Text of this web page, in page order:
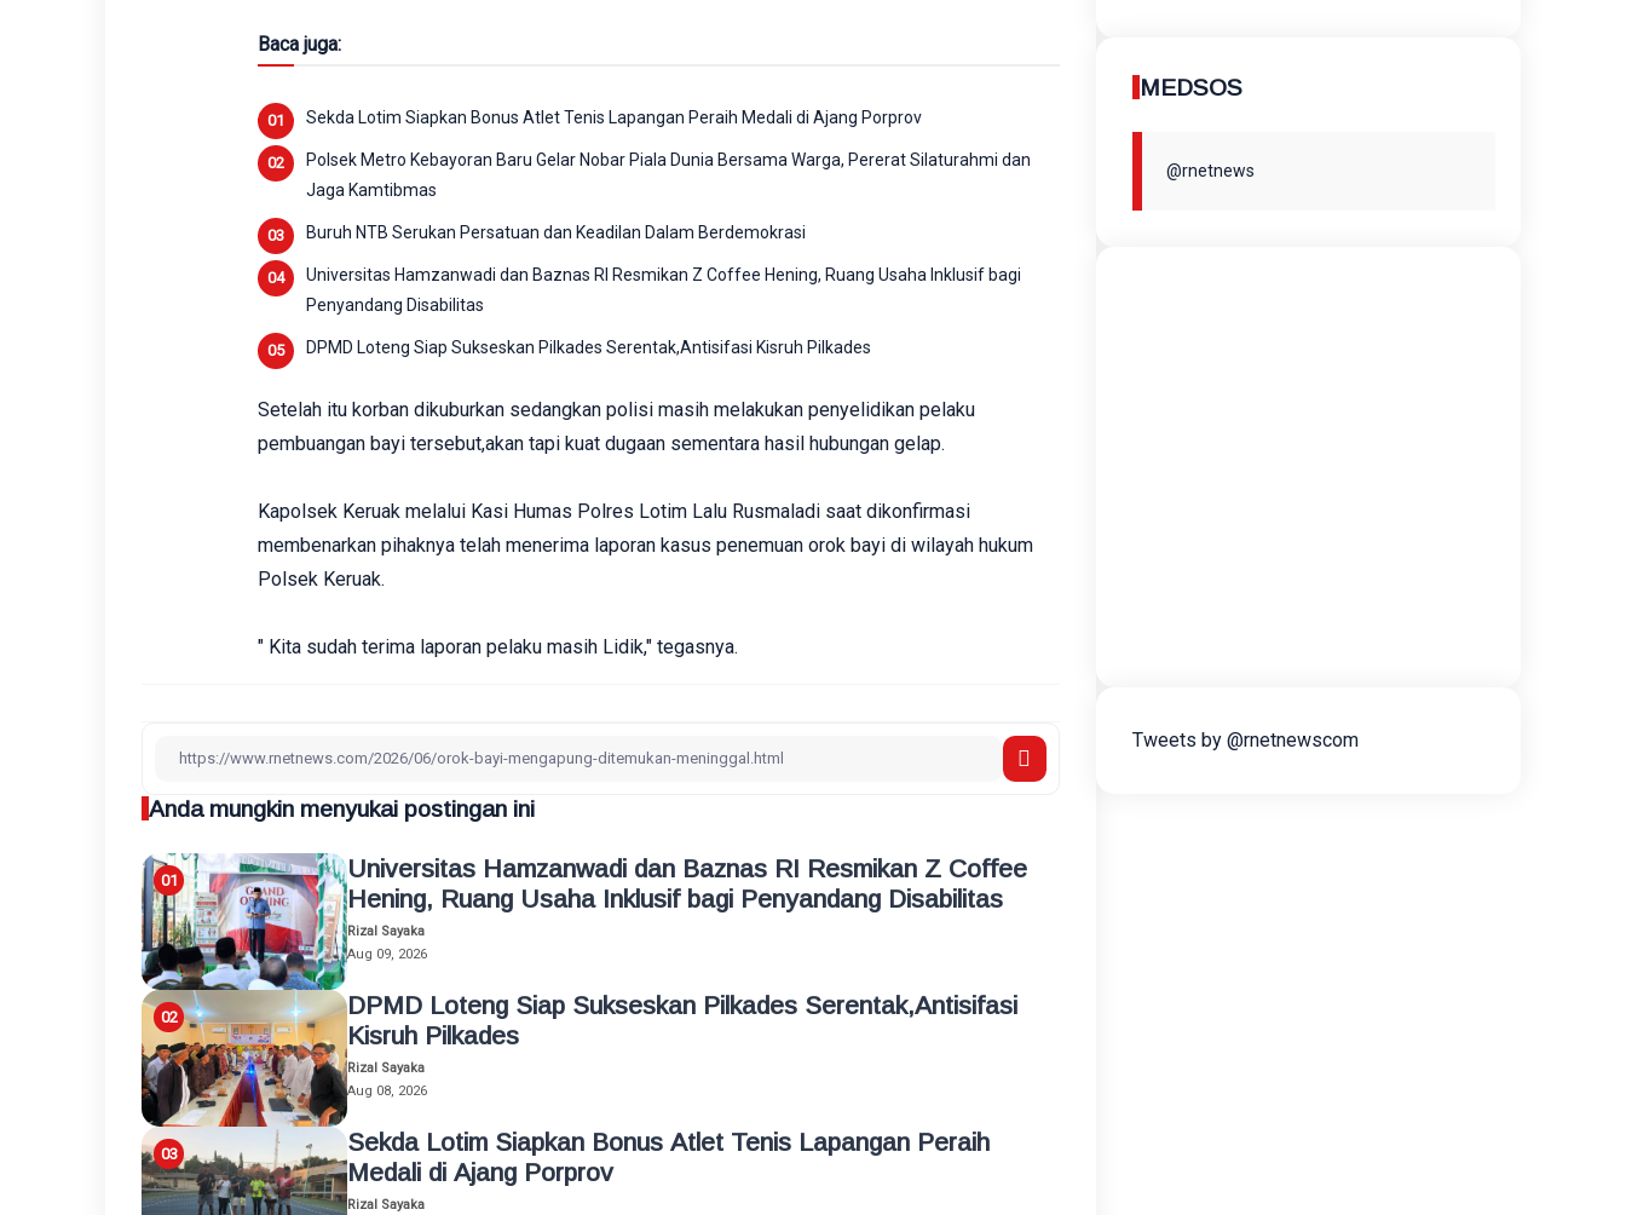
Baca juga:
Sekda Lotim Siapkan Bonus Atlet Tenis Lapangan Peraih Medali di Ajang Porprov
Polsek Metro Kebayoran Baru Gelar Nobar Piala Dunia Bersama Warga, Pererat Silaturahmi dan
Jaga Kamtibmas
Buruh NTB Serukan Persatuan dan Keadilan Dalam Berdemokrasi
Universitas Hamzanwadi dan Baznas RI Resmikan Z Coffee Hening, Ruang Usaha Inklusif bagi
Penyandang Disabilitas
DPMD Loteng Siap Sukseskan Pilkades Serentak,Antisifasi Kisruh Pilkades
Setelah itu korban dikuburkan sedangkan polisi masih melakukan penyelidikan pelaku
pembuangan bayi tersebut,akan tapi kuat dugaan sementara hasil hubungan gelap.
Kapolsek Keruak melalui Kasi Humas Polres Lotim Lalu Rusmaladi saat dikonfirmasi
membenarkan pihaknya telah menerima laporan kasus penemuan orok bayi di wilayah hukum
Polsek Keruak.
" Kita sudah terima laporan pelaku masih Lidik," tegasnya.
Anda mungkin menyukai postingan ini
Universitas Hamzanwadi dan Baznas RI Resmikan Z Coffee
Hening, Ruang Usaha Inklusif bagi Penyandang Disabilitas
Rizal Sayaka
Aug 09, 2026
DPMD Loteng Siap Sukseskan Pilkades Serentak,Antisifasi
Kisruh Pilkades
Rizal Sayaka
Aug 08, 2026
Sekda Lotim Siapkan Bonus Atlet Tenis Lapangan Peraih
Medali di Ajang Porprov
Rizal Sayaka
MEDSOS
@rnetnews
Tweets by @rnetnewscom